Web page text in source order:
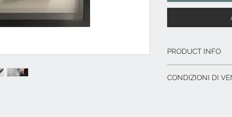
PRODUCT INFO
dell'autore.
CONDIZIONI DI